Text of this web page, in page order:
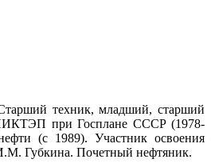
техник, младший, старший
при Госплане СССР (1978-
(с 1989). Участник освоения
Губкина. Почетный нефтяник.